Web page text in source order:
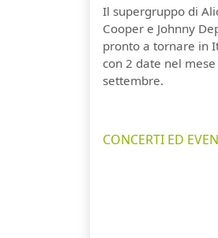
Il supergruppo di
Cooper e Johnny
pronto a tornare in
con 2 date nel mese
settembre.
CONCERTI ED